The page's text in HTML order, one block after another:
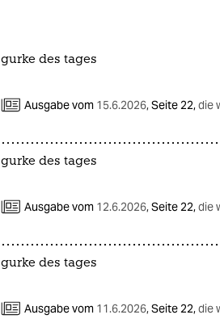
abo
gurke des tages
Ausgabe vom 15.6.2026,Seite 22,die
gurke des tages
Ausgabe vom 12.6.2026,Seite 22,die
gurke des tages
Ausgabe vom 11.6.2026,Seite 22,die